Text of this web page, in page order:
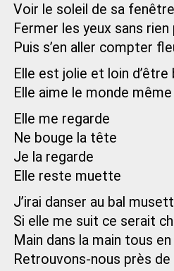
Voir le soleil de sa fenêtre
Fermer les yeux sans
Puis s’en aller compter
Elle est jolie et loin d’être
Elle aime le monde
Elle me regarde
Ne bouge la tête
Je la regarde
Elle reste muette
J’irai danser au bal
Si elle me suit ce serait
Main dans la main tous
Retrouvons-nous près de